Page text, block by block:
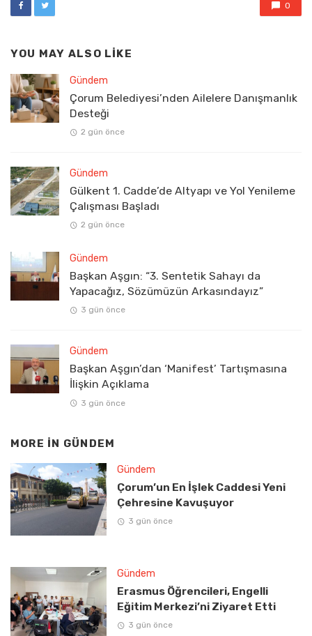
0
YOU MAY ALSO LIKE
Gündem
Çorum Belediyesi’nden Ailelere Danışmanlık
Desteği
2 gün önce
Gündem
Gülkent 1. Cadde’de Altyapı ve Yol Yenileme
Çalışması Başladı
2 gün önce
Gündem
Başkan Aşgın: “3. Sentetik Sahayı da
Yapacağız, Sözümüzün Arkasındayız”
3 gün önce
Gündem
Başkan Aşgın’dan ‘Manifest’ Tartışmasına
İlişkin Açıklama
3 gün önce
MORE IN GÜNDEM
Gündem
Çorum’un En İşlek Caddesi Yeni
Çehresine Kavuşuyor
3 gün önce
Gündem
Erasmus Öğrencileri, Engelli
Eğitim Merkezi’ni Ziyaret Etti
3 gün önce